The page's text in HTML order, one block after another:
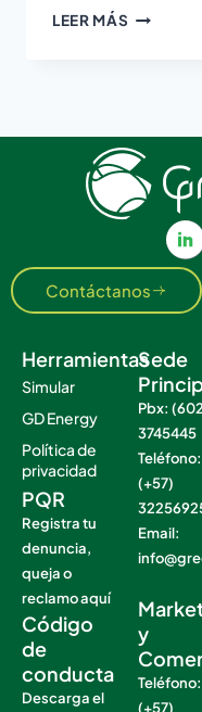
LEER MÁS
Contáctanos
Herramientas
Simular
GD Energy
Política de
privacidad
PQR
Registra tu
denuncia,
queja o
reclamo aquí
Código
de
conducta
Descarga el
Sede
Pbx:
3745445
Teléfono:
(+57)
Email:
y
Teléfono:
(+57)